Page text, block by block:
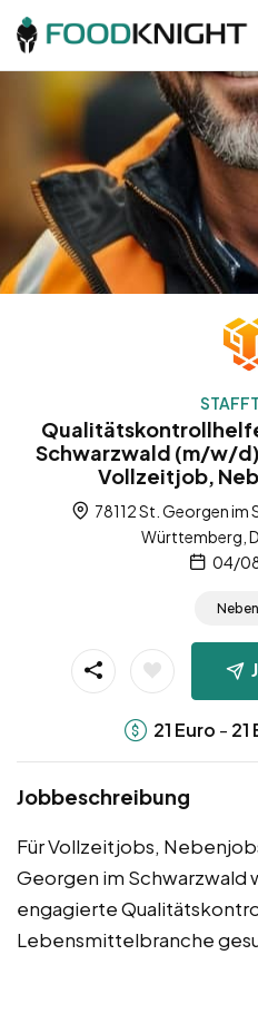
Schwarzwald (m/w/
Vollzeitjob,
78112 St. Georgen im
Württemberg,
04/
21 Euro - 21
Jobbeschreibung
Für Vollzeitjobs,
Georgen im Schwarzwald
engagierte
Lebensmittelbranche